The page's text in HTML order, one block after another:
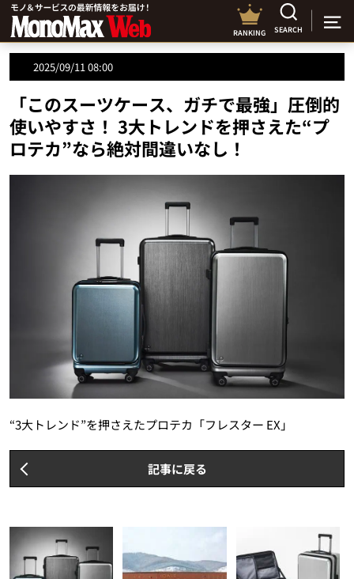
RANKING SEARCH
2025/09/11 08:00
「このスーツケース、ガチで最強」圧倒的
使いやすさ！ 3大トレンドを押さえた“プ
ロテカ”なら絶対間違いなし！
“3大トレンド”を押さえたプロテカ「フレスター EX」
記事に戻る